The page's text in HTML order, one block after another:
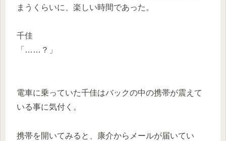
まうくらいに、楽しい時間であった。
千佳
「……？」
電車に乗っていた千佳はバックの中の携帯が震えて
いる事に気付く。
携帯を開いてみると、康介からメールが届いてい